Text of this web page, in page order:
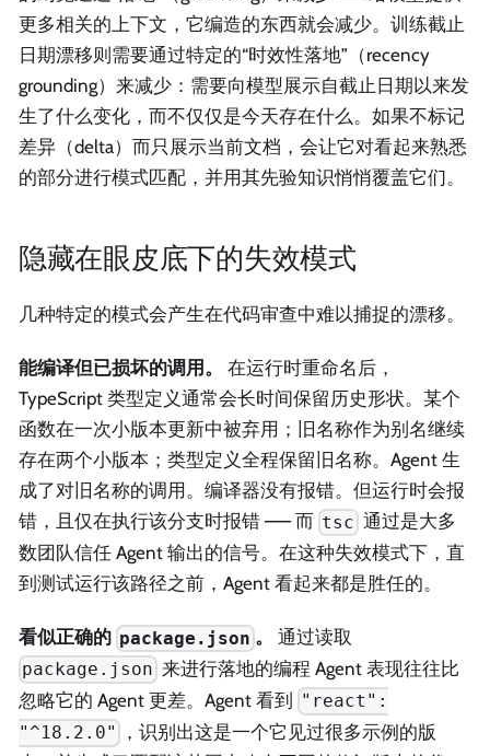
更多相关的上下文，它编造的东西就会减少。训练截止
日期漂移则需要通过特定的“时效性落地”（recency
grounding）来减少：需要向模型展示自截止日期以来发
生了什么变化，而不仅仅是今天存在什么。如果不标记
差异（delta）而只展示当前文档，会让它对看起来熟悉
的部分进行模式匹配，并用其先验知识悄悄覆盖它们。
隐藏在眼皮底下的失效模式
几种特定的模式会产生在代码审查中难以捕捉的漂移。
能编译但已损坏的调用。
在运行时重命名后，
TypeScript 类型定义通常会长时间保留历史形状。某个
函数在一次小版本更新中被弃用；旧名称作为别名继续
存在两个小版本；类型定义全程保留旧名称。Agent 生
成了对旧名称的调用。编译器没有报错。但运行时会报
错，且仅在执行该分支时报错 —— 而 tsc 通过是大多
数团队信任 Agent 输出的信号。在这种失效模式下，直
到测试运行该路径之前，Agent 看起来都是胜任的。
看似正确的 package.json 。 通过读取
package.json 来进行落地的编程 Agent 表现往往比
忽略它的 Agent 更差。Agent 看到 "react":
"^18.2.0"
，识别出这是一个它见过很多示例的版